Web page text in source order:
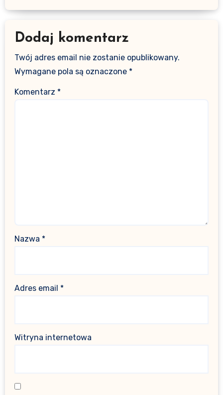
Dodaj komentarz
Twój adres email nie zostanie opublikowany.
Wymagane pola są oznaczone *
Komentarz *
Nazwa *
Adres email *
Witryna internetowa